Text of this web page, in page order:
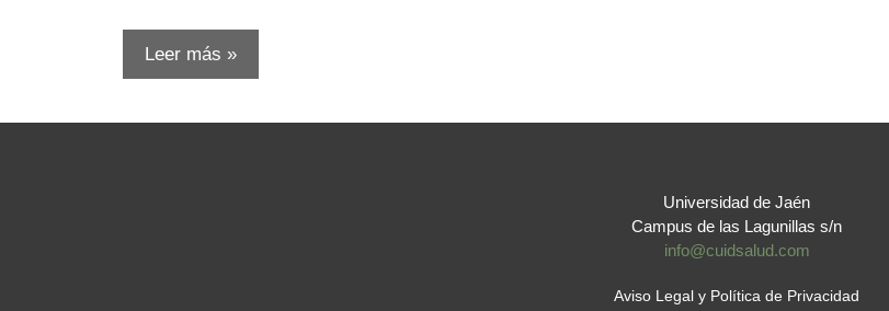
Leer más »
Universidad de Jaén
Campus de las Lagunillas s/n
info@cuidsalud.com
Aviso Legal y Política de Privacidad